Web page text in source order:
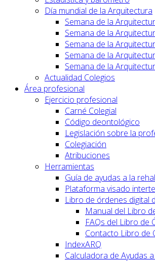
Día mundial de la Arquitectura
Semana de la
Semana de la
Semana de la
Semana de la
Semana de la
Actualidad Colegios
Área profesional
Ejercicio profesional
Carné Colegial
Código deontológico
Legislación sobre la
Colegiación
Atribuciones
Herramientas
Guía de ayudas a la
Plataforma visado
Libro de órdenes digital
Manual del Libro
FAQs del Libro de
Contacto Libro de
IndexARQ
Calculadora de Ayudas